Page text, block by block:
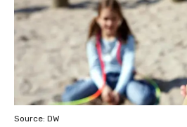
Source: DW